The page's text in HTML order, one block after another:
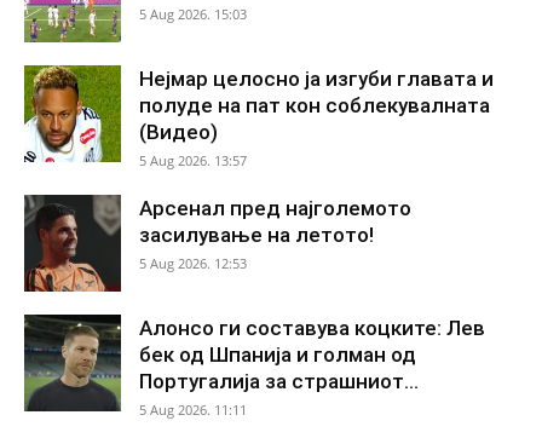
5 Aug 2026. 15:03
Нејмар целосно ја изгуби главата и
полуде на пат кон соблекувалната
(Видео)
5 Aug 2026. 13:57
Арсенал пред најголемото
засилување на летото!
5 Aug 2026. 12:53
Алонсо ги составува коцките: Лев
бек од Шпанија и голман од
Португалија за страшниот...
5 Aug 2026. 11:11